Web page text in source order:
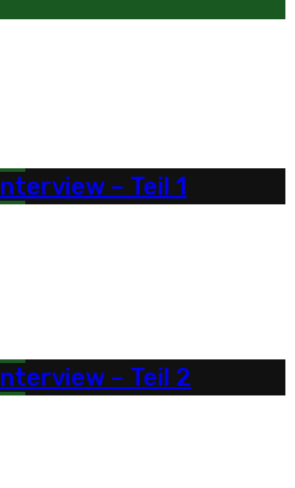
– Teil 1
– Teil 2